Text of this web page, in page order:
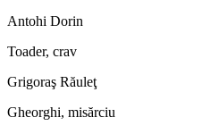
Antohi Dorin
Toader, crav
Grigoraş Răuleţ
Gheorghi, misărciu